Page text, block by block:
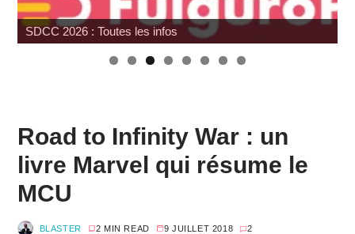
SDCC 2026 : Toutes les infos
Road to Infinity War : un
livre Marvel qui résume le
MCU
BLASTER 2 MIN READ 9 JUILLET 2018 2